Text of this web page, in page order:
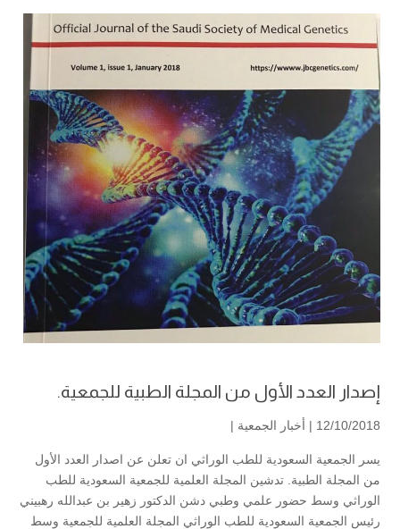
إصدار العدد الأول من المجلة الطبية للجمعية.
12/10/2018 | أخبار الجمعية |
‏يسر الجمعية السعودية للطب الوراثي ان تعلن عن اصدار العدد الأول
من المجلة الطبية. تدشين المجلة العلمية للجمعية السعودية للطب
الوراثي وسط حضور علمي وطبي دشن الدكتور زهير بن عبدالله رهبيني
رئيس الجمعية السعودية للطب الوراثي المجلة العلمية للجمعية وسط